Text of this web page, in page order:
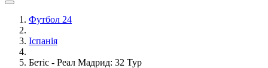
Футбол 24
Іспанія
Бетіс - Реал Мадрид: 32 Тур